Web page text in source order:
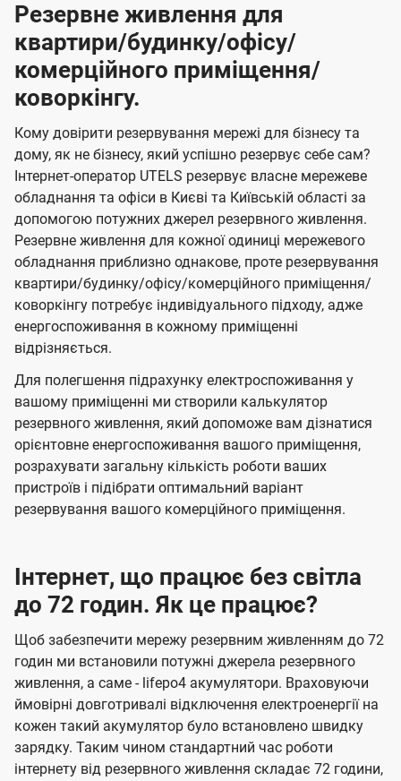
Резервне живлення для
квартири/будинку/офісу/
комерційного приміщення/
коворкінгу.
Кому довірити резервування мережі для бізнесу та
дому, як не бізнесу, який успішно резервує себе сам?
Інтернет-оператор UTELS резервує власне мережеве
обладнання та офіси в Києві та Київській області за
допомогою потужних джерел резервного живлення.
Резервне живлення для кожної одиниці мережевого
обладнання приблизно однакове, проте резервування
квартири/будинку/офісу/комерційного приміщення/
коворкінгу потребує індивідуального підходу, адже
енергоспоживання в кожному приміщенні
відрізняється.
Для полегшення підрахунку електроспоживання у
вашому приміщенні ми створили калькулятор
резервного живлення, який допоможе вам дізнатися
орієнтовне енергоспоживання вашого приміщення,
розрахувати загальну кількість роботи ваших
пристроїв і підібрати оптимальний варіант
резервування вашого комерційного приміщення.
Інтернет, що працює без світла
до 72 годин. Як це працює?
Щоб забезпечити мережу резервним живленням до 72
годин ми встановили потужні джерела резервного
живлення, а саме - lifepo4 акумулятори. Враховуючи
ймовірні довготривалі відключення електроенергії на
кожен такий акумулятор було встановлено швидку
зарядку. Таким чином стандартний час роботи
інтернету від резервного живлення складає 72 години,